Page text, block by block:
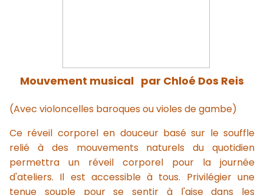
Mouvement musical par Chloé Dos Reis
(Avec violoncelles baroques ou violes de gambe)
Ce réveil corporel en douceur basé sur le souffle
relié à des mouvements naturels du quotidien
permettra un réveil corporel pour la journée
d'ateliers. Il est accessible à tous. Privilégier une
tenue souple pour se sentir à l'aise dans les